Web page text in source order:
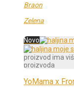
Braon
Zelena
Novo
proizvod ima
proizvoda
YoMama x